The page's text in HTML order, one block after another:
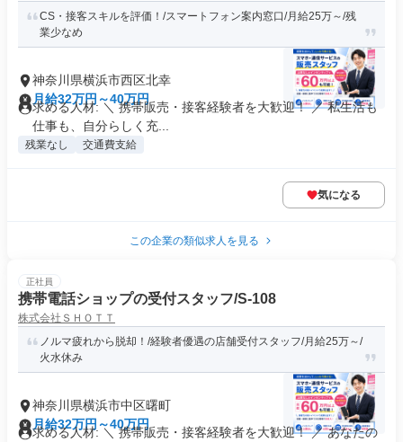
CS・接客スキルを評価！/スマートフォン案内窓口/月給25万～/残
業少なめ
神奈川県横浜市西区北幸
月給32万円～40万円
求める人材: ＼ 携帯販売・接客経験者を大歓迎！ ／ 私生活も
仕事も、自分らしく充...
残業なし 交通費支給
気になる
この企業の類似求人を見る
正社員
携帯電話ショップの受付スタッフ/S-108
株式会社ＳＨＯＴＴ
ノルマ疲れから脱却！/経験者優遇の店舗受付スタッフ/月給25万～/
火水休み
神奈川県横浜市中区曙町
月給32万円～40万円
求める人材: ＼ 携帯販売・接客経験者を大歓迎！ ／ あなたの